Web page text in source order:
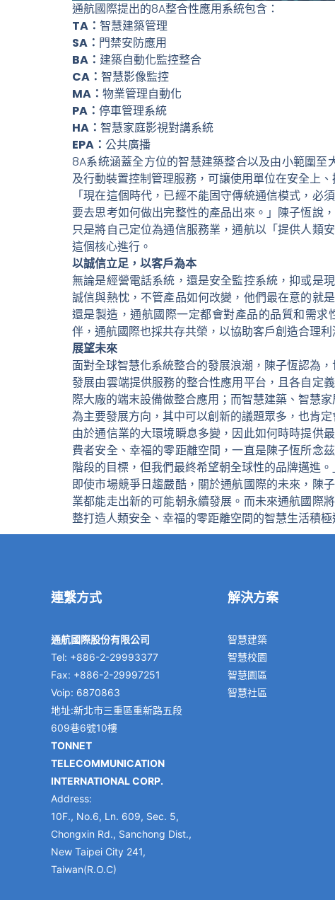
通航國際提出的8A整合性應用系統包含：
TA： 智慧建築管理
SA： 門禁安防應用
BA： 建築自動化監控整合
CA： 智慧影像監控
MA： 物業管理自動化
PA： 停車管理系統
HA： 智慧家庭影視對講系統
EPA： 公共廣播
8A系統涵蓋全方位的智慧建築整合以及由小範圍
及行動裝置控制管理服務，可讓使用單位在安全上
「現在這個時代，已經不能固守傳統通信模式，必
要去思考如何做出完整性的產品出來。」陳子恆說
只是將自己定位為通信服務業，通航以「提供人類
這個核心進行。
以誠信立足，以客戶為本
無論是經營電話系統，還是安全監控系統，抑或是
誠信與熱忱，不管產品如何改變，他們最在意的就
還是製造，通航國際一定都會對產品的品質和需
伴，通航國際也採共存共榮，以協助客戶創造合理
展望未來
面對全球智慧化系統整合的發展浪潮，陳子恆認為
發展由雲端提供服務的整合性應用平台，且各自定
際大廠的端末設備做整合應用；而智慧建築、智慧
為主要發展方向，其中可以創新的議題眾多，也肯
由於通信業的大環境瞬息多變，因此如何時時提供
費者安全、幸福的零距離空間，一直是陳子恆所念
階段的目標，但我們最終希望朝全球性的品牌邁進。
即使市場競爭日趨嚴酷，關於通航國際的未來，陳
業都能走出新的可能朝永續發展。而未來通航國際
整打造人類安全、幸福的零距離空間的智慧生活積極
連繫方式
通航國際股份有限公司
Tel: +886-2-29993377
Fax: +886-2-29997251
Voip: 6870863
地址:新北市三重區重新路五段
609巷6號10樓
TONNET
TELECOMMUNICATION
INTERNATIONAL CORP.
Address:
10F., No.6, Ln. 609, Sec. 5,
Chongxin Rd., Sanchong Dist.,
New Taipei City 241,
Taiwan(R.O.C)
解決方案
智慧建築
智慧校園
智慧園區
智慧社區